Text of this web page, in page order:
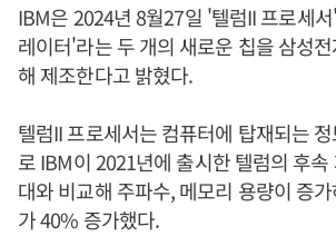
IBM은 2024년 8월27일 '텔럼II 프로세
레이터'라는 두 개의 새로운 칩을 삼성
해 제조한다고 밝혔다.
텔럼II 프로세서는 컴퓨터에 탑재되는
로 IBM이 2021년에 출시한 텔럼의 후속
대와 비교해 주파수, 메모리 용량이 증
가 40% 증가했다.